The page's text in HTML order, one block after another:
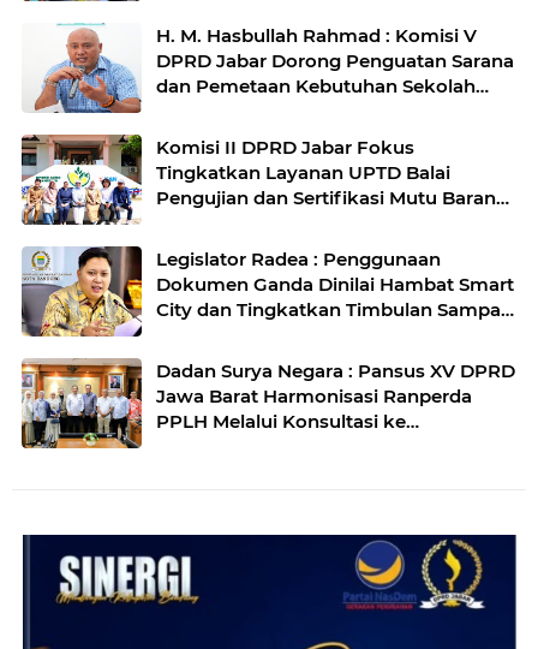
H. M. Hasbullah Rahmad : Komisi V
DPRD Jabar Dorong Penguatan Sarana
dan Pemetaan Kebutuhan Sekolah
Komisi II DPRD Jabar Fokus
Tingkatkan Layanan UPTD Balai
Pengujian dan Sertifikasi Mutu Barang
Legislator Radea : Penggunaan
Dokumen Ganda Dinilai Hambat Smart
City dan Tingkatkan Timbulan Sampah
Dadan Surya Negara : Pansus XV DPRD
Jawa Barat Harmonisasi Ranperda
PPLH Melalui Konsultasi ke